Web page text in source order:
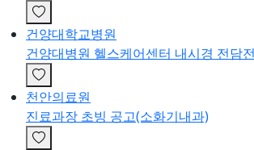
건양대학교병원
건양대병원 헬스케어센터 내시경 전담
천안의료원
진료과장 초빙 공고(소화기내과)